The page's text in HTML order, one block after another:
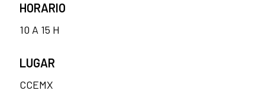
HORARIO
10 A 15 H
LUGAR
CCEMX